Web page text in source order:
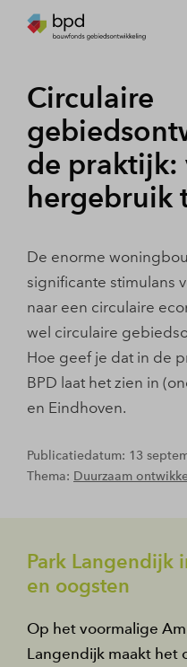
Circulaire
de praktijk:
hergebruik
De enorme
significante stimulans
naar een circulaire
wel circulaire
Hoe geef je dat in de
BPD laat het zien in
en Eindhoven.
Publicatiedatum: 13
Thema: Duurzaam
Park Langendijk
en oogsten
Op het voormalige
Langendijk maakt het